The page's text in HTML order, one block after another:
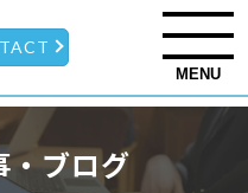
MENU
・ブログ